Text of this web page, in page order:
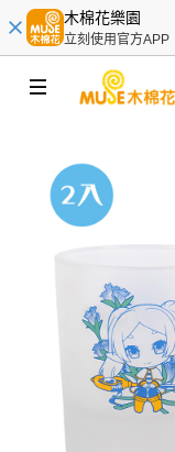
木棉花樂園
立刻使用官方APP